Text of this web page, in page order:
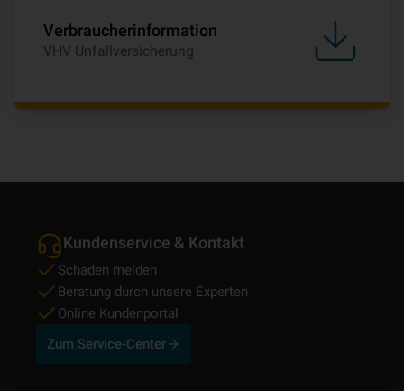
Verbraucherinformation
VHV Unfallversicherung
Kundenservice & Kontakt
Schaden melden
Beratung durch unsere Experten
Online Kundenportal
Zum Service-Center